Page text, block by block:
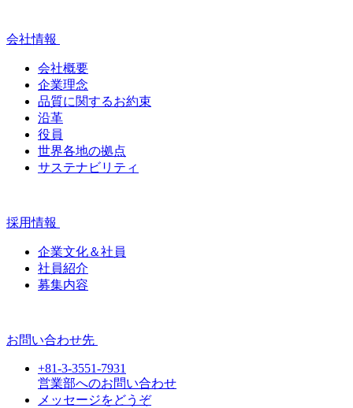
会社情報
会社概要
企業理念
品質に関するお約束
沿革
役員
世界各地の拠点
サステナビリティ
採用情報
企業文化＆社員
社員紹介
募集内容
お問い合わせ先
+81-3-3551-7931
営業部へのお問い合わせ
メッセージをどうぞ